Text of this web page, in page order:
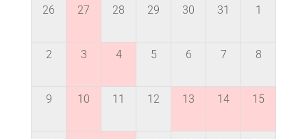
26
27 28 29 30 31 1
2 3 4 5 6 7 8
9 10 11 12 13 14 15